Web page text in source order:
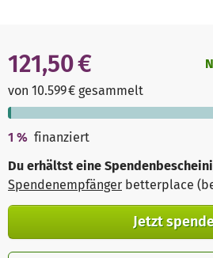
121,50 €
von 10.599 € gesammelt
1 % finanziert
Du erhältst eine
Spendenempfänger betterplace
Jetzt